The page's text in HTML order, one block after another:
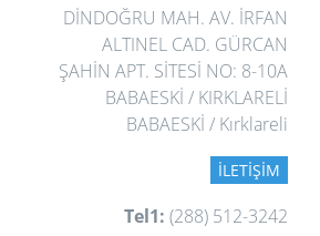
DİNDOĞRU MAH. AV. İRFAN
ALTINEL CAD. GÜRCAN
ŞAHİN APT. SİTESİ NO: 8-10A
BABAESKİ / KIRKLARELİ
BABAESKİ / Kırklareli
İLETIŞIM
Tel1: (288) 512-3242